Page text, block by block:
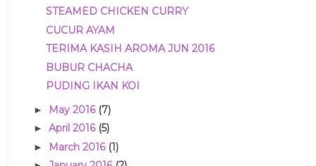
STEAMED CHICKEN CURRY
CUCUR AYAM
TERIMA KASIH AROMA JUN 2016
BUBUR CHACHA
PUDING IKAN KOI
► May 2016 (7)
► April 2016 (5)
► March 2016 (1)